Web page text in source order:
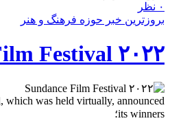
۰ نظر
بروزترین خبر حوزه فرهنگ و هنر
۲۰۲۲ Sundance Film Festival
which was held virtually, announced
its winners؛